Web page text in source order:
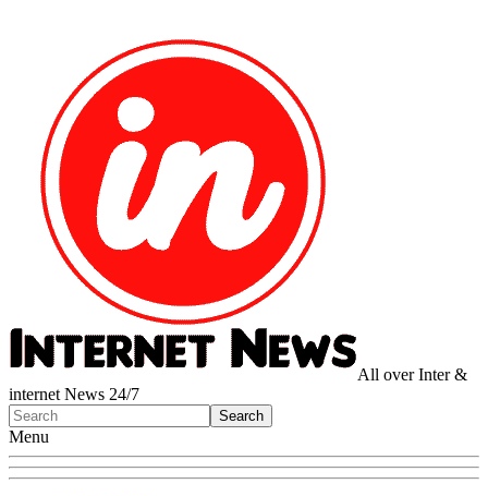
All over Inter &
internet News 24/7
Menu